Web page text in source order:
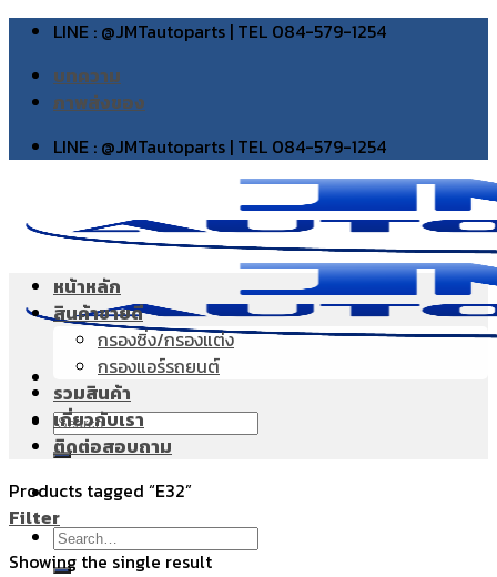
Skip
content
LINE : @JMTautoparts | TEL 084-579-1254
บทความ
ภาพส่งของ
LINE : @JMTautoparts | TEL 084-579-1254
Search
for:
Search
for:
หน้าหลัก
สินค้าขายดี
กรองซิ่ง/กรองแต่ง
กรองแอร์รถยนต์
รวมสินค้า
เกี่ยวกับเรา
ติดต่อสอบถาม
Products tagged “E32”
Filter
Showing the single result